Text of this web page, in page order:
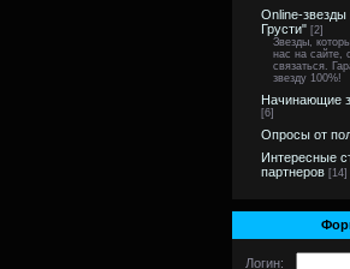
Online-звезды
Грусти" [2]
Звезды,
нас на сайте,
связаться.
звезду 100%!
Начинающие
[6]
Опросы от
Интересные
партнеров [14]
Логин: